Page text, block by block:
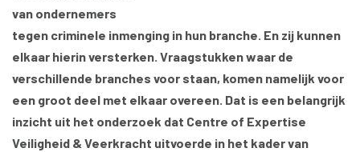
van ondernemers
tegen criminele inmenging in hun branche. En zij kunnen
elkaar hierin versterken. Vraagstukken waar de
verschillende branches voor staan, komen namelijk voor
een groot deel met elkaar overeen. Dat is een belangrijk
inzicht uit het onderzoek dat Centre of Expertise
Veiligheid & Veerkracht uitvoerde in het kader van